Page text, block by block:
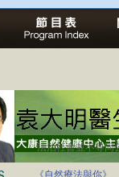
法治社會並不等同
自家教育合法化-
《自然療法與你》